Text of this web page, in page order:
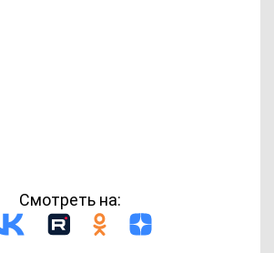
Смотреть на: